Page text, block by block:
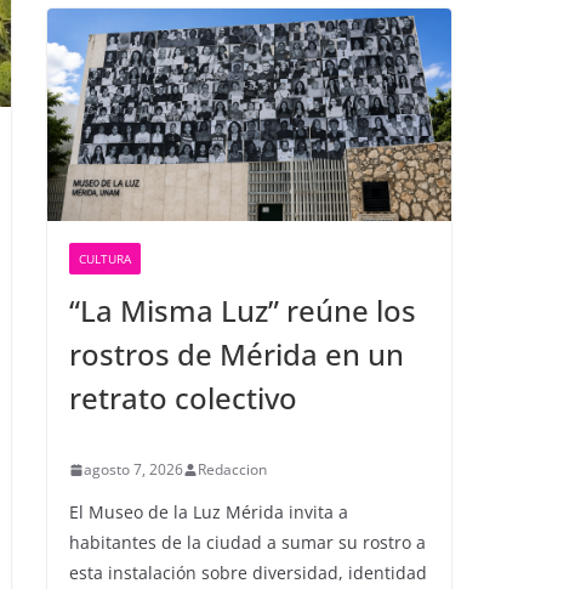
CULTURA
“La Misma Luz” reúne los
rostros de Mérida en un
retrato colectivo
agosto 7, 2026 Redaccion
El Museo de la Luz Mérida invita a
habitantes de la ciudad a sumar su rostro a
esta instalación sobre diversidad, identidad